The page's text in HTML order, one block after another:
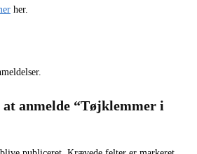
her.
anmelde “Tøjklemmer i